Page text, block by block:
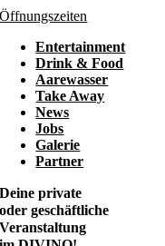
Öffnungszeiten
Entertainment
Drink & Food
Aarewasser
Take Away
News
Jobs
Galerie
Partner
Deine private
oder geschäftliche
Veranstaltung